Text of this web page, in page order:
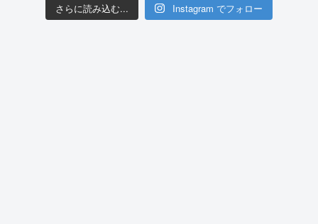
さらに読み込む... Instagram でフォロー